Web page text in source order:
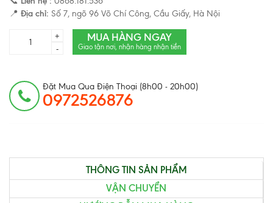
📍 Địa chỉ: Số 7, ngõ 96 Võ Chí Công, Cầu Giấy, Hà Nội
+
-
MUA HÀNG NGAY
Giao tận nơi, nhận hàng nhận tiền
Đặt Mua Qua Điện Thoại (8h00 - 20h00)
0972526876
THÔNG TIN SẢN PHẨM
VẬN CHUYỂN